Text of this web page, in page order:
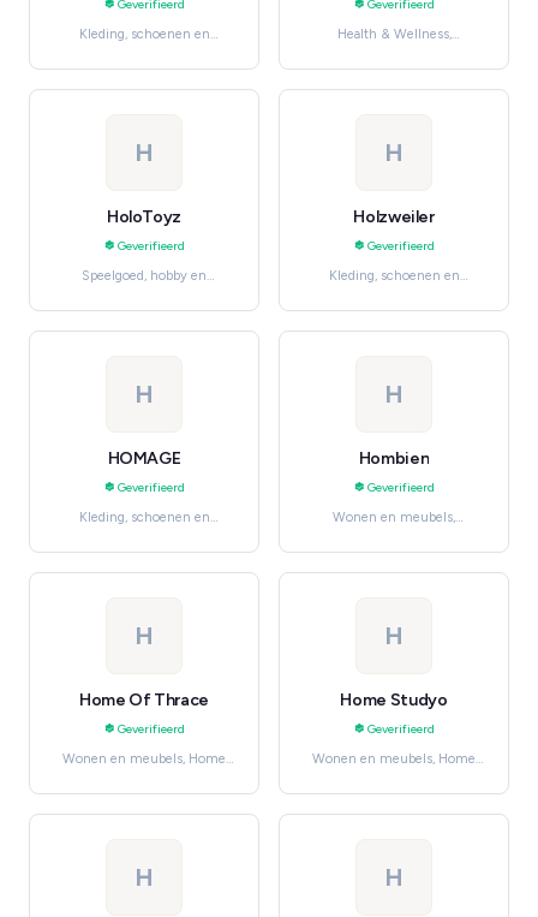
Geverifieerd
Kleding, schoenen en
Geverifieerd
Health & Wellness,
beauty
H
HoloToyz
Geverifieerd
Speelgoed, hobby en
H
Holzweiler
Geverifieerd
Kleding, schoenen en
Fashion
H
HOMAGE
Geverifieerd
Kleding, schoenen en
H
Hombien
Geverifieerd
Wonen en meubels,
H
Home Of Thrace
Geverifieerd
Wonen en meubels, Home
H
Home Studyo
Geverifieerd
Wonen en meubels, Home
H H